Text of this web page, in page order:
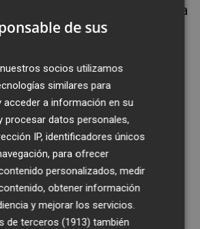
prestación económica, afirma
la Conselleria de
Inclusivas "ignora el
tenía a la renta
durante los meses en
ingreso alguno".
hubiera resuelto la
máximo legal fijado de 6
solicitante la hubiera
el texto.
de sus
socios utilizamos
similares para
acceder a información en su
procesar datos personales,
IP, identificadores únicos
para ofrecer
personalizados, medir
obtener información
y mejorar los servicios.
de terceros (1913) también